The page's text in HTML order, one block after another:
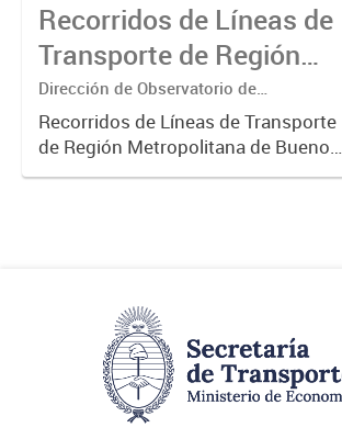
Recorridos de Líneas de
Transporte de Región
Metropolitana de
Buenos Aires (RMBA)
Dirección de Observatorio de
Transporte, Estudio y Sistemas
Recorridos de Líneas de Transporte
de Región Metropolitana de Buenos
Aires (RMBA).-